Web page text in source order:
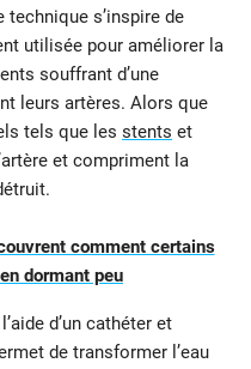
technique s’inspire de
utilisée pour améliorer la
souffrant d’une
leurs artères. Alors que
tels que les stents et
et compriment la
comment certains
dormant peu
d’un cathéter et
de transformer l’eau